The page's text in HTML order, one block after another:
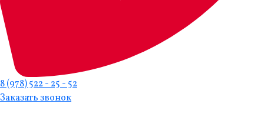
8 (978) 522 - 25 - 52
Заказать звонок